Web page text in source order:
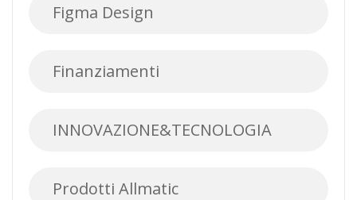
Figma Design
Finanziamenti
INNOVAZIONE&TECNOLOGIA
Prodotti Allmatic